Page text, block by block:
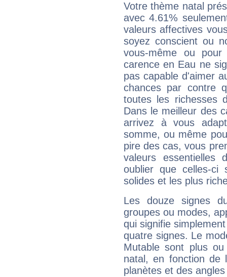
Votre thème natal
avec 4.61%
valeurs affectives
soyez conscient ou
vous-même ou
carence en Eau ne
pas capable d'aimer
chances par contre
toutes les richesses
Dans le meilleur des
arrivez à vous
somme, ou même
pire des cas, vous
valeurs
oublier que celles-
solides et les plus
Les douze signes
groupes ou modes,
qui signifie
quatre signes. Le
Mutable sont plus
natal, en fonction de
planètes et des